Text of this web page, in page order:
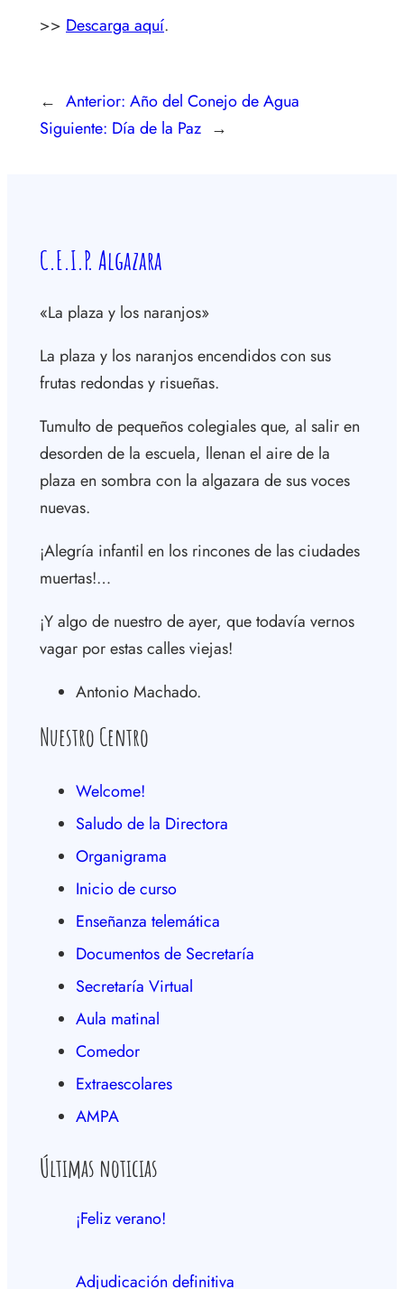
>> Descarga aquí.
← Anterior: Año del Conejo de Agua
Siguiente: Día de la Paz →
C.E.I.P. Algazara
«La plaza y los naranjos»
La plaza y los naranjos encendidos con sus
frutas redondas y risueñas.
Tumulto de pequeños colegiales que, al salir en
desorden de la escuela, llenan el aire de la
plaza en sombra con la algazara de sus voces
nuevas.
¡Alegría infantil en los rincones de las ciudades
muertas!…
¡Y algo de nuestro de ayer, que todavía vernos
vagar por estas calles viejas!
Antonio Machado.
Nuestro Centro
Welcome!
Saludo de la Directora
Organigrama
Inicio de curso
Enseñanza telemática
Documentos de Secretaría
Secretaría Virtual
Aula matinal
Comedor
Extraescolares
AMPA
Últimas noticias
¡Feliz verano!
Adjudicación definitiva